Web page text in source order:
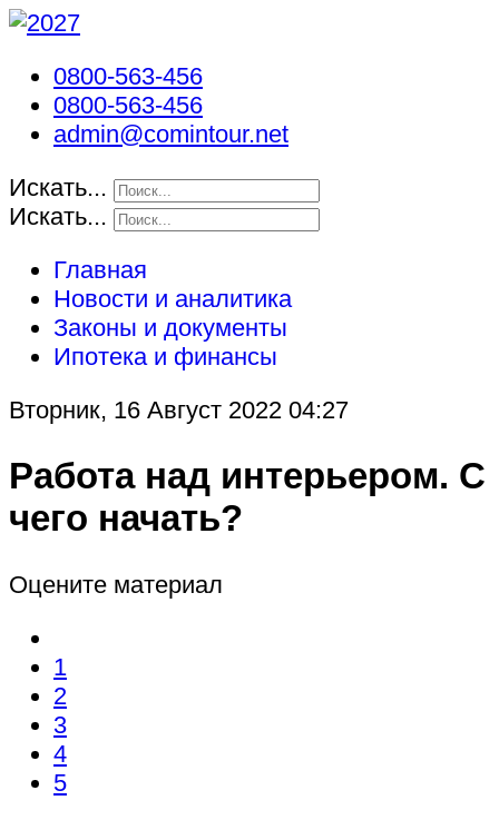
0800-563-456
0800-563-456
admin@comintour.net
Искать...
Искать...
Главная
Новости и аналитика
Законы и документы
Ипотека и финансы
Вторник, 16 Август 2022 04:27
Работа над интерьером. С
чего начать?
Оцените материал
1
2
3
4
5